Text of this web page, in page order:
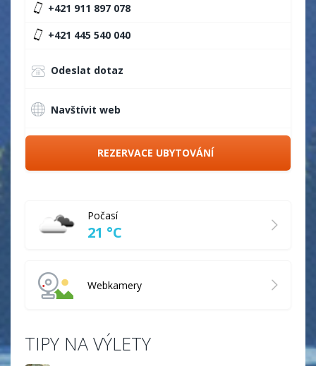
+421 911 897 078
+421 445 540 040
Odeslat dotaz
Navštívit web
REZERVACE UBYTOVÁNÍ
Počasí
21 °C
Webkamery
TIPY NA VÝLETY